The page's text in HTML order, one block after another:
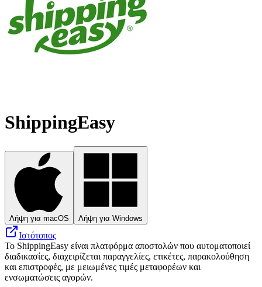
ShippingEasy
Λήψη για macOS Λήψη για Windows
Ιστότοπος
Το ShippingEasy είναι πλατφόρμα αποστολών που αυτοματοποιεί
διαδικασίες, διαχειρίζεται παραγγελίες, ετικέτες, παρακολούθηση
και επιστροφές, με μειωμένες τιμές μεταφορέων και
ενσωματώσεις αγορών.